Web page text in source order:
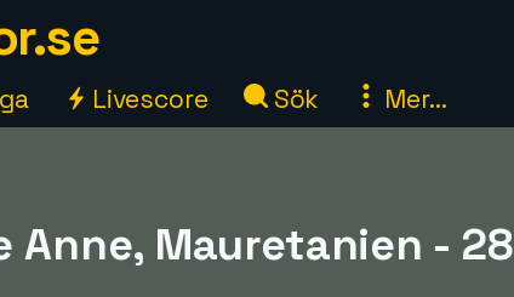
Livescore Sök Mer...
Anne, Mauretanien -